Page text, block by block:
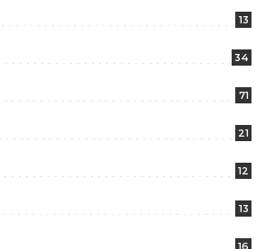
13
34
71
21
12
13